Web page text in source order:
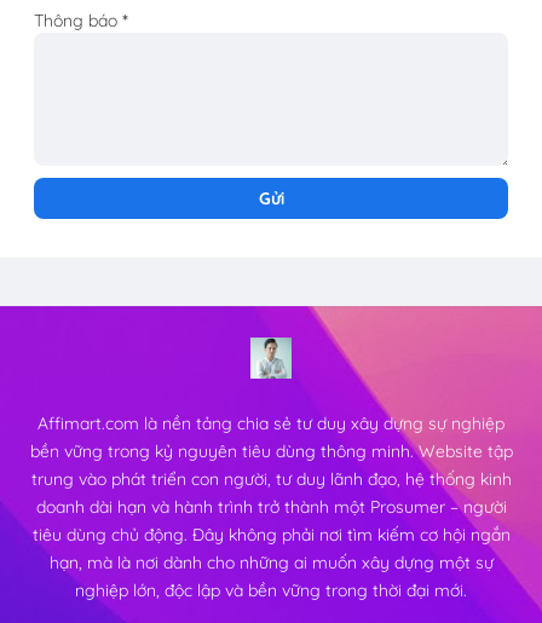
Thông báo*
Affimart.com là nền tảng chia sẻ tư duy xây dựng sự nghiệp
bền vững trong kỷ nguyên tiêu dùng thông minh. Website tập
trung vào phát triển con người, tư duy lãnh đạo, hệ thống kinh
doanh dài hạn và hành trình trở thành một Prosumer – người
tiêu dùng chủ động. Đây không phải nơi tìm kiếm cơ hội ngắn
hạn, mà là nơi dành cho những ai muốn xây dựng một sự
nghiệp lớn, độc lập và bền vững trong thời đại mới.